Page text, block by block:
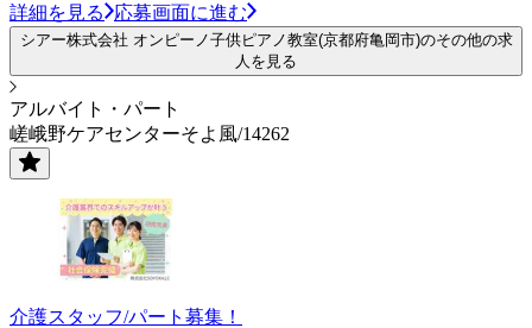
詳細を見る 応募画面に進む
シアー株式会社 オンピーノ子供ピアノ教室(京都府亀岡市)のその他の求
人を見る
アルバイト・パート
嵯峨野ケアセンターそよ風/14262
介護スタッフ/パート募集！